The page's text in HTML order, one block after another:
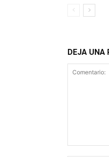
DEJA UNA